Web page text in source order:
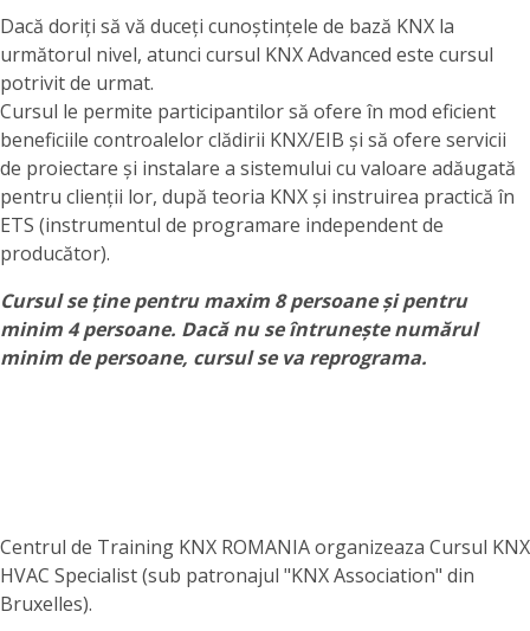
Dacă doriți să vă duceți cunoștințele de bază KNX la
următorul nivel, atunci cursul KNX Advanced este cursul
potrivit de urmat.
Cursul le permite participantilor să ofere în mod eficient
beneficiile controalelor clădirii KNX/EIB și să ofere servicii
de proiectare și instalare a sistemului cu valoare adăugată
pentru clienții lor, după teoria KNX și instruirea practică în
ETS (instrumentul de programare independent de
producător).
Cursul se ține pentru maxim 8 persoane și pentru
minim 4 persoane. Dacă nu se întrunește numărul
minim de persoane, cursul se va reprograma.
Centrul de Training KNX ROMANIA organizeaza Cursul KNX
HVAC Specialist (sub patronajul "KNX Association" din
Bruxelles).